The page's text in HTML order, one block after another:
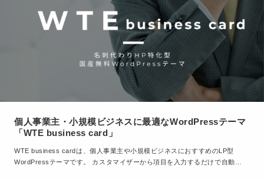
個人事業主・小規模ビジネスに最適なWordPressテーマ
「WTE business card」
WTE business cardは、個人事業主や小規模ビジネスにおすすめのLP型
WordPressテーマです。 カスタマイザーから項目を入力するだけで自動…